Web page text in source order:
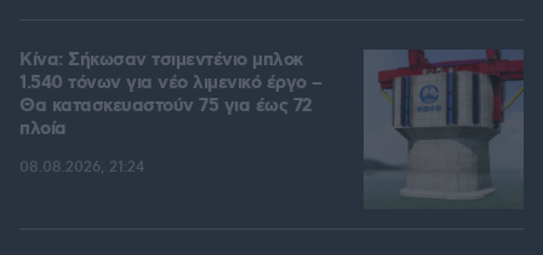
Κίνα: Σήκωσαν τσιμεντένιο μπλοκ
1.540 τόνων για νέο λιμενικό έργο –
Θα κατασκευαστούν 75 για έως 72
πλοία
08.08.2026, 21:24